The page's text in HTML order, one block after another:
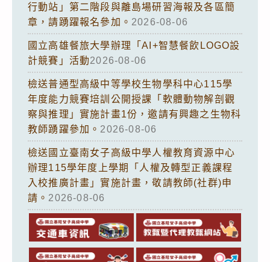
行動站」第二階段與離島場研習海報及各區簡
章，請踴躍報名參加。 2026-08-06
國立高雄餐旅大學辦理「AI+智慧餐飲LOGO設
計競賽」活動2026-08-06
檢送普通型高級中等學校生物學科中心115學
年度能力競賽培訓公開授課「軟體動物解剖觀
察與推理」實施計畫1份，邀請有興趣之生物科
教師踴躍參加。 2026-08-06
檢送國立臺南女子高級中學人權教育資源中心
辦理115學年度上學期「人權及轉型正義課程
入校推廣計畫」實施計畫，敬請教師(社群)申
請。 2026-08-06